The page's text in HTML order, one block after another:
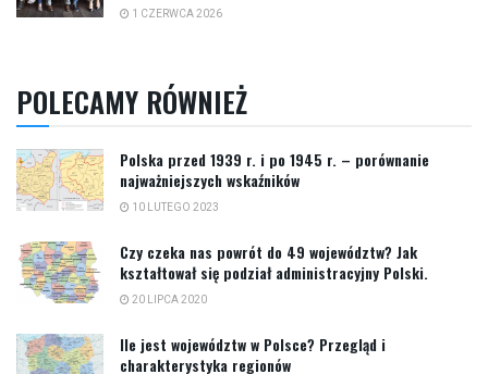
1 CZERWCA 2026
POLECAMY RÓWNIEŻ
Polska przed 1939 r. i po 1945 r. – porównanie
najważniejszych wskaźników
10 LUTEGO 2023
Czy czeka nas powrót do 49 województw? Jak
kształtował się podział administracyjny Polski.
20 LIPCA 2020
Ile jest województw w Polsce? Przegląd i
charakterystyka regionów